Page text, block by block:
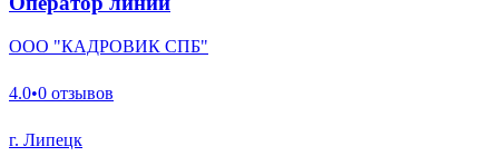
ООО "КАДРОВИК СПБ"
4.0•0 отзывов
г. Липецк